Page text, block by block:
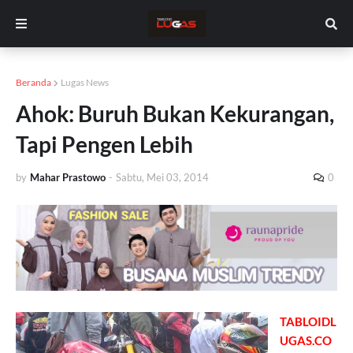
Beranda Lugas News
Ahok: Buruh Bukan Kekurangan,
Tapi Pengen Lebih
by Mahar Prastowo - Sabtu, Mei 03, 2014 0
TABLOIDL
UGAS.CO